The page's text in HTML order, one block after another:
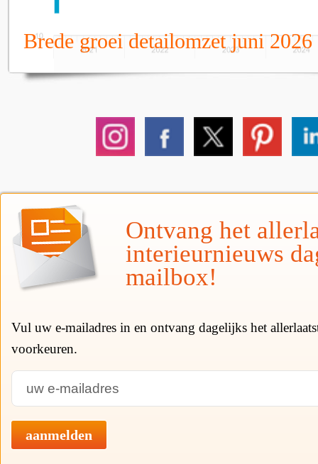
Brede groei detailomzet juni 2026
Ontvang het
interieurnieuws
mailbox!
Vul uw e-mailadres in en ontvang dagelijks het
voorkeuren.
aanmelden